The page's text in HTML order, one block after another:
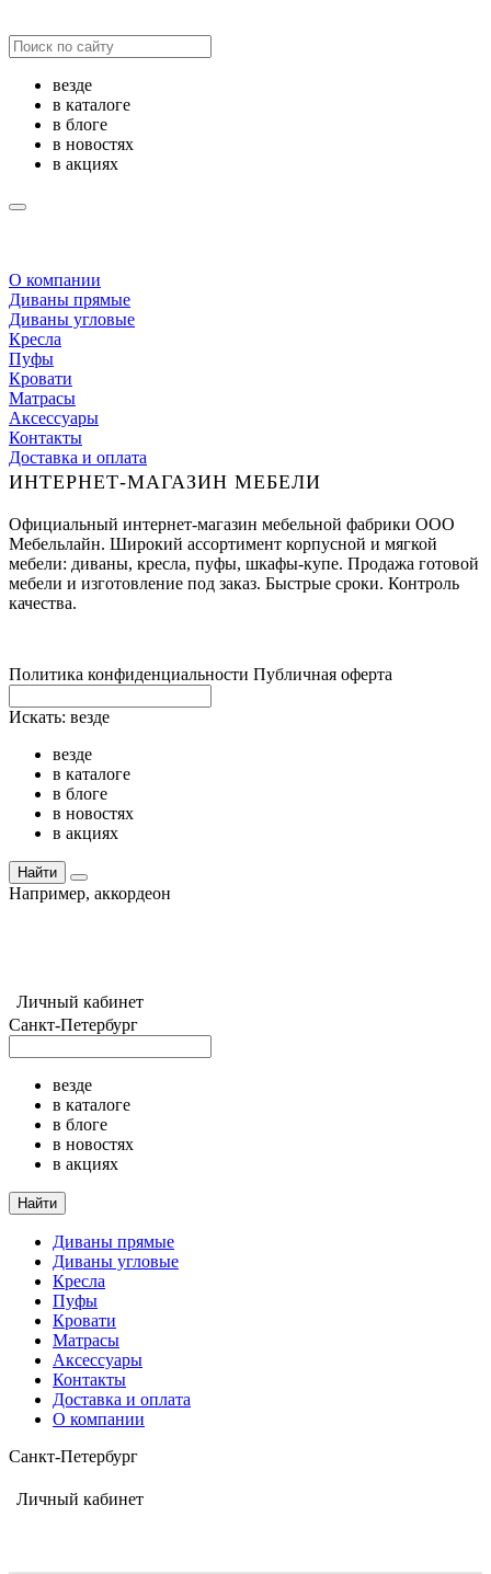
везде
в каталоге
в блоге
в новостях
в акциях
О компании
Диваны прямые
Диваны угловые
Кресла
Пуфы
Кровати
Матрасы
Аксессуары
Контакты
Доставка и оплата
ИНТЕРНЕТ-МАГАЗИН МЕБЕЛИ
Официальный интернет-магазин мебельной фабрики ООО
Мебельлайн. Широкий ассортимент корпусной и мягкой
мебели: диваны, кресла, пуфы, шкафы-купе. Продажа готовой
мебели и изготовление под заказ. Быстрые сроки. Контроль
качества.
Политика конфиденциальности Публичная оферта
Искать: везде
везде
в каталоге
в блоге
в новостях
в акциях
Найти
Например, аккордеон
Личный кабинет
Санкт-Петербург
везде
в каталоге
в блоге
в новостях
в акциях
Найти
Диваны прямые
Диваны угловые
Кресла
Пуфы
Кровати
Матрасы
Аксессуары
Контакты
Доставка и оплата
О компании
Санкт-Петербург
Личный кабинет